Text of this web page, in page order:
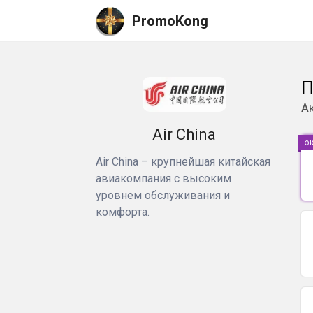
PromoKong
Air China
Air China – крупнейшая китайская
авиакомпания с высоким
уровнем обслуживания и
комфорта.